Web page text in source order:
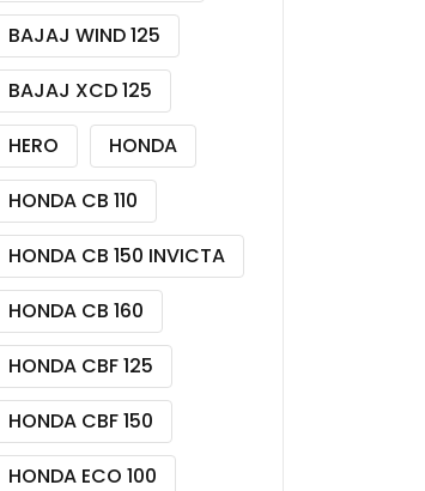
BAJAJ WIND 125
BAJAJ XCD 125
HERO
HONDA
HONDA CB 110
HONDA CB 150 INVICTA
HONDA CB 160
HONDA CBF 125
HONDA CBF 150
HONDA ECO 100